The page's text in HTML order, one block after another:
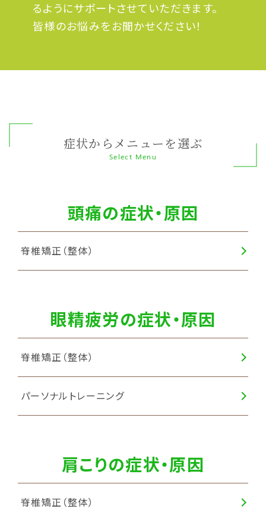
るようにサポートさせていただきます。
皆様のお悩みをお聞かせください！
症状からメニューを選ぶ
Select Menu
頭痛の症状・原因
脊椎矯正（整体）
眼精疲労の症状・原因
脊椎矯正（整体）
パーソナルトレーニング
肩こりの症状・原因
脊椎矯正（整体）